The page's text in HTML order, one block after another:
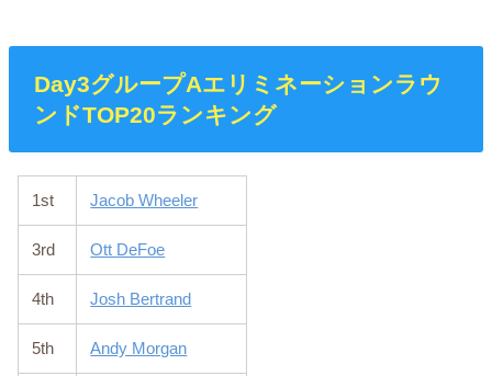
Day3グループAエリミネーションラウ
ンドTOP20ランキング
1st Jacob Wheeler
3rd Ott DeFoe
4th Josh Bertrand
5th Andy Morgan